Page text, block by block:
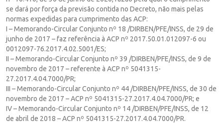
se dará por força da previsão contida no Decreto, não mais pelas
normas expedidas para cumprimento das ACP:
I – Memorando-Circular Conjunto nº 18 /DIRBEN/PFE/INSS, de 29 de
junho de 2017 – faz referência à ACP nº 2017.50.01.012097-6 ou
0012097-76.2017.4.02.5001/ES;
II – Memorando-Circular Conjunto nº 39 /DIRBEN/PFE/INSS, de 9 de
novembro de 2017 – referente à ACP nº 5041315-
27.2017.4.04.7000/PR;
III – Memorando-Circular Conjunto nº 44 /DIRBEN/PFE/INSS, de 30 de
novembro de 2017 – ACP nº 5041315-27.2017.4.04.7000/PR; e
IV – Memorando-Circular Conjunto nº 14 /DIRBEN/PFE/INSS, de 12
de abril de 2018 – ACP nº 5041315-27.2017.4.04.7000/PR.